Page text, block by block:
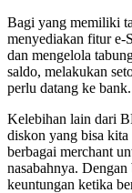
Bagi yang memiliki
menyediakan fitur e-
dan mengelola
saldo, melakukan
perlu datang ke
Kelebihan lain dari
diskon yang bisa
berbagai merchant
nasabahnya.
keuntungan ketika